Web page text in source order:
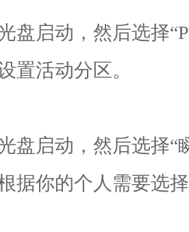
盘启动，然后选择
置活动分区。
盘启动，然后选择“
据你的个人需要选